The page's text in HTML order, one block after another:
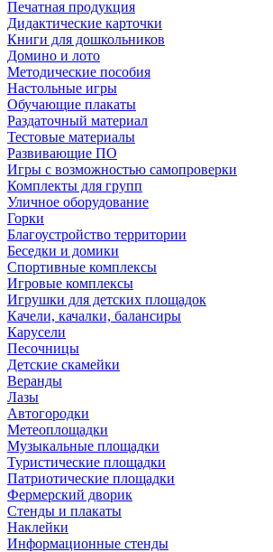
Печатная продукция
Дидактические карточки
Книги для дошкольников
Домино и лото
Методические пособия
Настольные игры
Обучающие плакаты
Раздаточный материал
Тестовые материалы
Развивающие ПО
Игры с возможностью самопроверки
Комплекты для групп
Уличное оборудование
Горки
Благоустройство территории
Беседки и домики
Спортивные комплексы
Игровые комплексы
Игрушки для детских площадок
Качели, качалки, балансиры
Карусели
Песочницы
Детские скамейки
Веранды
Лазы
Автогородки
Метеоплощадки
Музыкальные площадки
Туристические площадки
Патриотические площадки
Фермерский дворик
Стенды и плакаты
Наклейки
Информационные стенды